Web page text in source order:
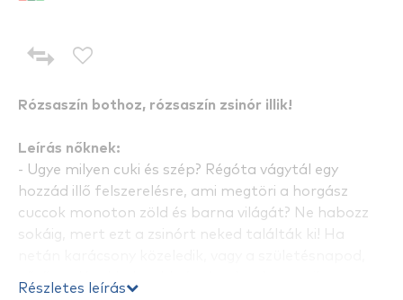
Rózsaszín bothoz, rózsaszín zsinór illik!
Leírás nőknek:
- Ugye milyen cuki és szép? Régóta vágytál egy
hozzád illő felszerelésre, ami megtöri a horgász
cuccok monoton zöld és barna világát? Ne habozz
sokáig, mert ezt a zsinórt neked találták ki! Ha
Részletes leírás